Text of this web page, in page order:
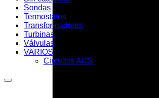
Sondas
Termostatos
Transformadores
Turbinas
Válvulas
VARIOS
Circuitos ACS